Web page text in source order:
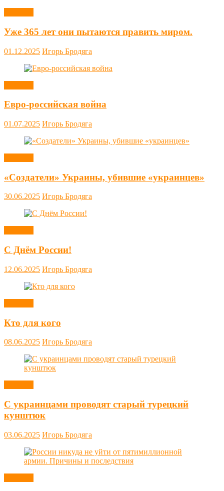
Уже 365 лет они пытаются править миром.
01.12.2025 Игорь Бродяга
Евро-российская война
01.07.2025 Игорь Бродяга
«Создатели» Украины, убившие «украинцев»
30.06.2025 Игорь Бродяга
С Днём России!
12.06.2025 Игорь Бродяга
Кто для кого
08.06.2025 Игорь Бродяга
С украинцами проводят старый турецкий
кунштюк
03.06.2025 Игорь Бродяга